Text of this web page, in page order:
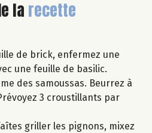
larecette
de brick, enfermez une
une feuille de basilic.
des samoussas. Beurrez à
3 croustillants par
griller les pignons, mixez